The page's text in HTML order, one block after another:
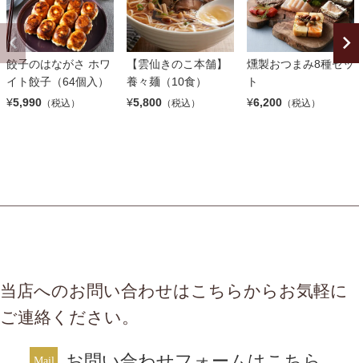
餃子のはながさ ホワ
イト餃子（64個入）
¥5,990 （税込）
【雲仙きのこ本舗】
養々麺（10食）
¥5,800 （税込）
燻製おつまみ8種セッ
ト
¥6,200 （税込）
当店へのお問い合わせはこちらからお気軽に
ご連絡ください。